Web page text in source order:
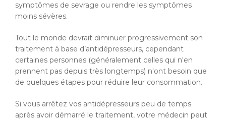
symptômes de sevrage ou rendre les symptômes
moins sévères.
Tout le monde devrait diminuer progressivement son
traitement à base d’antidépresseurs, cependant
certaines personnes (généralement celles qui n'en
prennent pas depuis très longtemps) n'ont besoin que
de quelques étapes pour réduire leur consommation.
Si vous arrêtez vos antidépresseurs peu de temps
après avoir démarré le traitement, votre médecin peut